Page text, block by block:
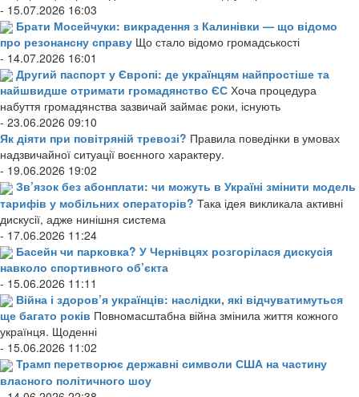
- 15.07.2026 16:03
Брати Мосейчуки: викрадення з Калинівки — що відомо
про резонансну справу Що стало відомо громадськості
- 14.07.2026 16:01
Другий паспорт у Європі: де українцям найпростіше та
найшвидше отримати громадянство ЄС Хоча процедура
набуття громадянства зазвичай займає роки, існують
- 23.06.2026 09:10
Як діяти при повітряній тревозі? Правила поведінки в умовах
надзвичайної ситуації воєнного характеру.
- 19.06.2026 19:02
Зв’язок без абонплати: чи можуть в Україні змінити модель
тарифів у мобільних операторів? Така ідея викликала активні
дискусії, адже нинішня система
- 17.06.2026 11:24
Басейн чи парковка? У Чернівцях розгорілася дискусія
навколо спортивного об’єкта
- 15.06.2026 11:11
Війна і здоров’я українців: наслідки, які відчуватимуться
ще багато років Повномасштабна війна змінила життя кожного
українця. Щоденні
- 15.06.2026 11:02
Трамп перетворює державні символи США на частину
власного політичного шоу